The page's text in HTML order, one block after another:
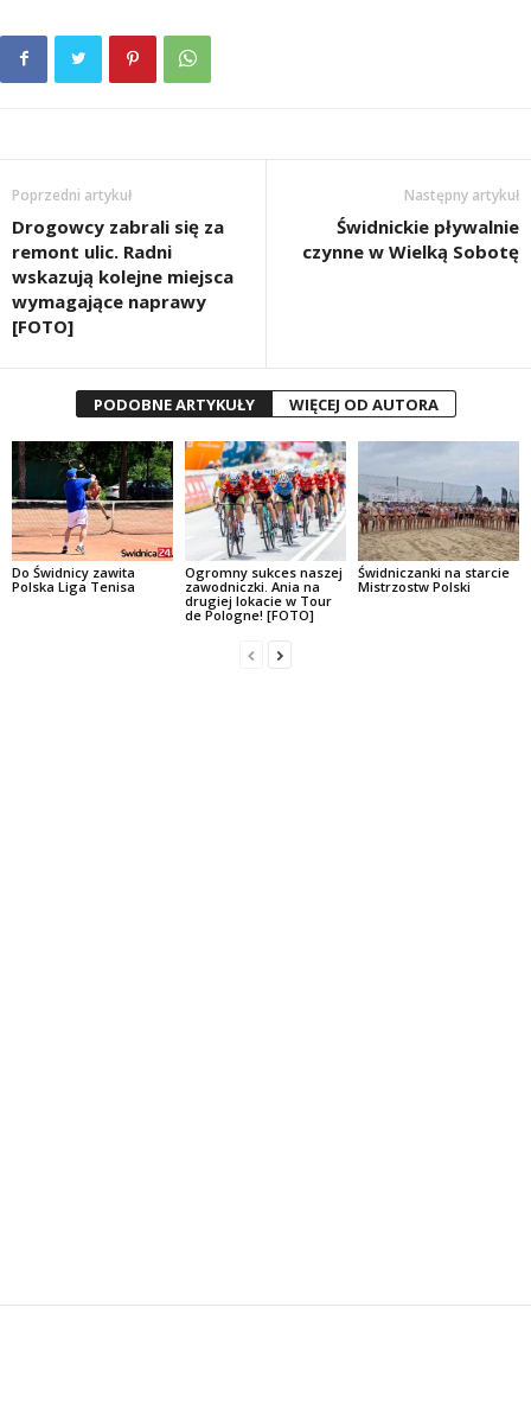
Poprzedni artykuł
Drogowcy zabrali się za
remont ulic. Radni
wskazują kolejne miejsca
wymagające naprawy
[FOTO]
Następny artykuł
Świdnickie pływalnie
czynne w Wielką Sobotę
PODOBNE ARTYKUŁY WIĘCEJ OD AUTORA
Do Świdnicy zawita
Polska Liga Tenisa
Ogromny sukces naszej
zawodniczki. Ania na
drugiej lokacie w Tour
de Pologne! [FOTO]
Świdniczanki na starcie
Mistrzostw Polski